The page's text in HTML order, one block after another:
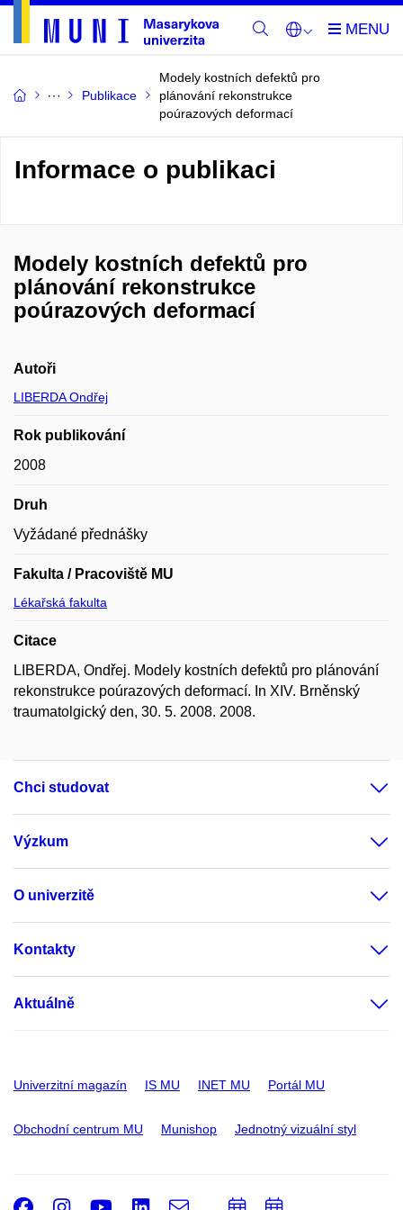
Publikace
Modely kostních defektů pro
plánování rekonstrukce
poúrazových deformací
Informace o publikaci
Modely kostních defektů pro
plánování rekonstrukce
poúrazových deformací
Autoři
LIBERDA Ondřej
Rok publikování
2008
Druh
Vyžádané přednášky
Fakulta / Pracoviště MU
Lékařská fakulta
Citace
LIBERDA, Ondřej. Modely kostních defektů pro plánování
rekonstrukce poúrazových deformací. In XIV. Brněnský
traumatolgický den, 30. 5. 2008. 2008.
Chci studovat
Výzkum
O univerzitě
Kontakty
Aktuálně
Univerzitní magazín IS MU INET MU Portál MU
Obchodní centrum MU Munishop Jednotný vizuální styl